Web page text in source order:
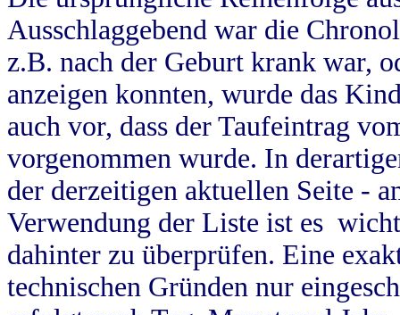
Ausschlaggebend war die
z.B. nach der Geburt krank war,
anzeigen konnten, wurde das
auch vor, dass der Taufeintrag
vorgenommen wurde. In
der derzeitigen aktuellen Seite -
Verwendung der Liste ist es
dahinter zu überprüfen. Eine
technischen Gründen nur